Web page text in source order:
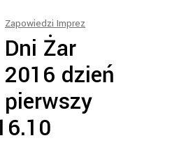
Zapowiedzi Imprez
Dni Żar
2016 dzień
pierwszy